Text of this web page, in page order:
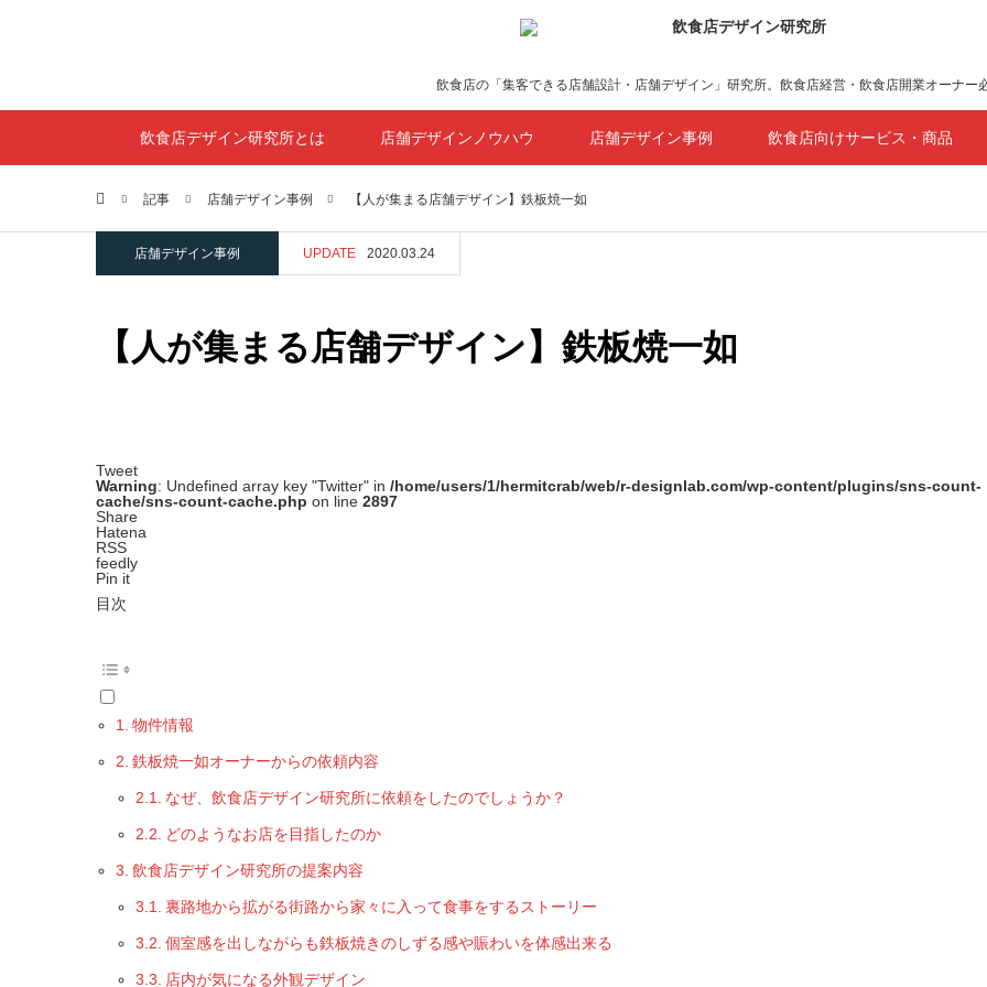
飲食店の「集客できる店舗設計・店舗デザイン」研究所。飲食店経営・飲食店開業オーナー
飲食店デザイン研究所とは 店舗デザインノウハウ 店舗デザイン事例 飲食店向けサービス・商品
ホーム記事 店舗デザイン事例 【人が集まる店舗デザイン】鉄板焼一如
店舗デザイン事例 UPDATE 2020.03.24
【人が集まる店舗デザイン】鉄板焼一如
Tweet
Warning: Undefined array key "Twitter" in /home/users/1/hermitcrab/web/r-designlab.com/wp-content/plugins/sns-count-
cache/sns-count-cache.php on line 2897
Share
Hatena
RSS
feedly
Pin it
目次
物件情報
鉄板焼一如オーナーからの依頼内容
なぜ、飲食店デザイン研究所に依頼をしたのでしょうか？
どのようなお店を目指したのか
飲食店デザイン研究所の提案内容
裏路地から拡がる街路から家々に入って食事をするストーリー
個室感を出しながらも鉄板焼きのしずる感や賑わいを体感出来る
店内が気になる外観デザイン